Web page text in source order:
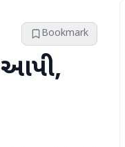
Bookmark
આપી,